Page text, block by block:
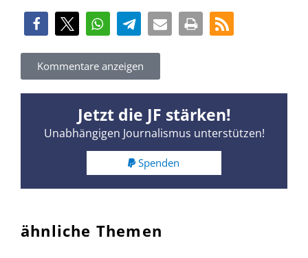
Kommentare anzeigen
Jetzt die JF stärken!
Unabhängigen Journalismus unterstützen!
Spenden
ähnliche Themen